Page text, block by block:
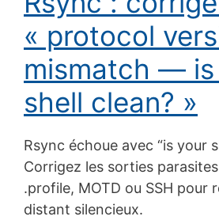
« protocol
mismatch — is
shell clean? »
Rsync échoue avec “is your
Corrigez les sorties
.profile, MOTD ou SSH pour
distant silencieux.